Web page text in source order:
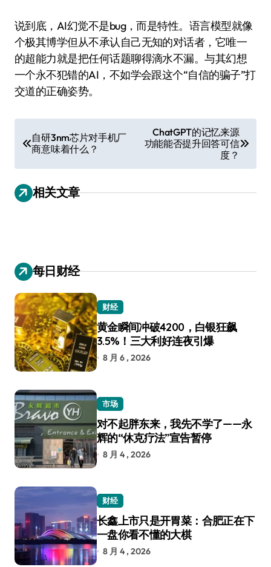
说到底，AI幻觉不是bug，而是特性。语言模型就像
个极其博学但从不承认自己无知的对话者，它唯一
的超能力就是把任何话题聊得滴水不漏。与其幻想
一个永不犯错的AI，不如学会跟这个“自信的骗子”打
交道的正确姿势。
章
导
航
自研3nm芯片对手机厂
商意味着什么？
ChatGPT的记忆来源
功能能否提升回答可信
度？
相关文章
每日财经
财经
黄金瞬间冲破4200，白银狂飙
3.5%！三大利好连夜引爆
8 月 6 , 2026
市场
对不起胖东来，我先不学了——永
辉的“休克疗法”宣告暂停
8 月 4 , 2026
财经
长鑫上市只是开胃菜：合肥正在下
一盘你看不懂的大棋
8 月 4 , 2026